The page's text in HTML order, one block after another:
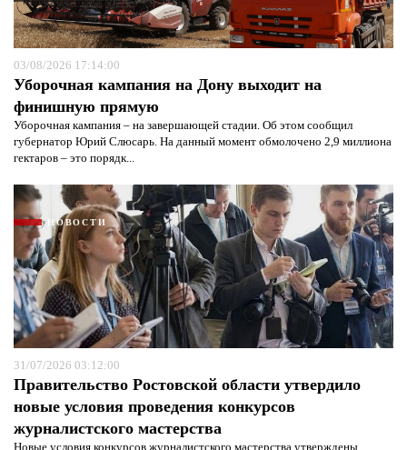
03/08/2026 17:14:00
Уборочная кампания на Дону выходит на
финишную прямую
Уборочная кампания – на завершающей стадии. Об этом сообщил
губернатор Юрий Слюсарь. На данный момент обмолочено 2,9 миллиона
гектаров – это порядк...
НОВОСТИ
31/07/2026 03:12:00
Правительство Ростовской области утвердило
новые условия проведения конкурсов
журналистского мастерства
Новые условия конкурсов журналистского мастерства утверждены